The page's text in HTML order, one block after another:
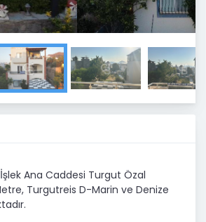
Ana Caddesi Turgut Özal
Turgutreis D-Marin ve Denize